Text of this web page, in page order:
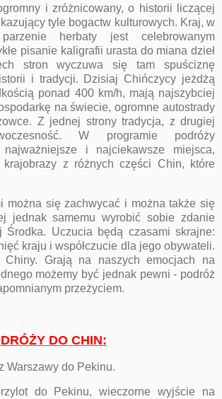
i zróżnicowany, o historii liczącej
tyle bogactw kulturowych. Kraj, w
herbaty jest celebrowanym
pisanie kaligrafii urasta do miana dzieł
stron wyczuwa się tam spuściznę
i tradycji. Dzisiaj Chińczycy jeżdżą
ponad 400 km/h, mają najszybciej
na świecie, ogromne autostrady
Z jednej strony tradycja, z drugiej
W programie podróży
najważniejsze i najciekawsze miejsca,
z różnych części Chin, które
można się zachwycać i można także się
jednak samemu wyrobić sobie zdanie
Środka. Uczucia będą czasami skrajne:
kraju i współczucie dla jego obywateli.
Grają na naszych emocjach na
możemy być jednak pewni - podróż
przeżyciem.
DO CHIN:
Warszawy do Pekinu.
do Pekinu, wieczorne wyjście na